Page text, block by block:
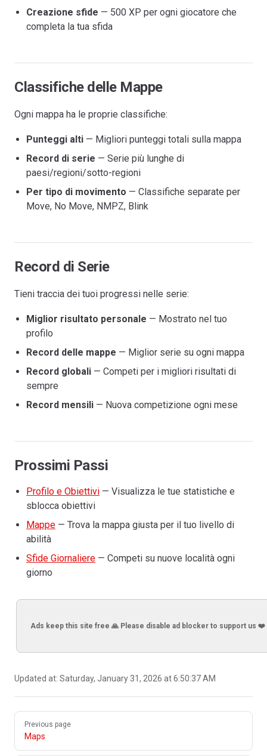
Creazione sfide — 500 XP per ogni giocatore che
completa la tua sfida
Classifiche delle Mappe
Ogni mappa ha le proprie classifiche:
Punteggi alti — Migliori punteggi totali sulla mappa
Record di serie — Serie più lunghe di
paesi/regioni/sotto-regioni
Per tipo di movimento — Classifiche separate per
Move, No Move, NMPZ, Blink
Record di Serie
Tieni traccia dei tuoi progressi nelle serie:
Miglior risultato personale — Mostrato nel tuo
profilo
Record delle mappe — Miglior serie su ogni mappa
Record globali — Competi per i migliori risultati di
sempre
Record mensili — Nuova competizione ogni mese
Prossimi Passi
Profilo e Obiettivi — Visualizza le tue statistiche e
sblocca obiettivi
Mappe — Trova la mappa giusta per il tuo livello di
abilità
Sfide Giornaliere — Competi su nuove località ogni
giorno
Ads keep this site free 🙏 Please disable ad blocker to support us ❤️
Updated at: Saturday, January 31, 2026 at 6:50:37 AM
Pager
Previous page
Maps